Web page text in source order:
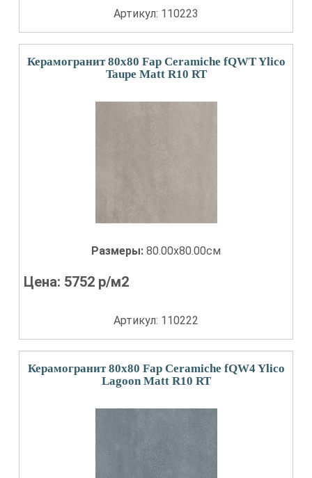
Артикул: 110223
Керамогранит 80x80 Fap Ceramiche fQWT Ylico
Taupe Matt R10 RT
Размеры: 80.00x80.00см
Цена: 5752 р/м2
Артикул: 110222
Керамогранит 80x80 Fap Ceramiche fQW4 Ylico
Lagoon Matt R10 RT